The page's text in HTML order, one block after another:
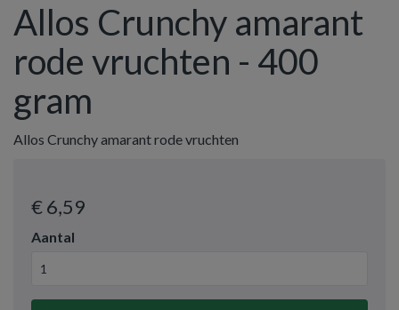
Allos Crunchy amarant
rode vruchten - 400
gram
Allos Crunchy amarant rode vruchten
€ 6,59
Aantal